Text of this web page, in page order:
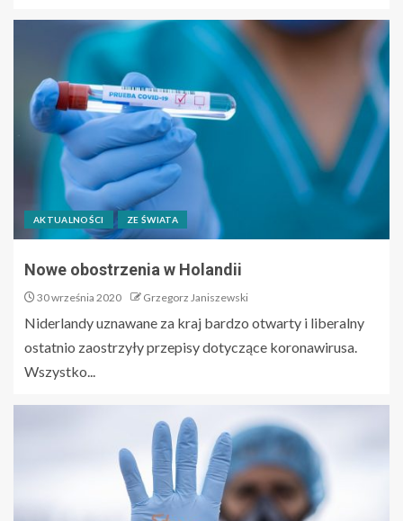
AKTUALNOŚCI ZE ŚWIATA
Nowe obostrzenia w Holandii
30 września 2020 Grzegorz Janiszewski
Niderlandy uznawane za kraj bardzo otwarty i liberalny
ostatnio zaostrzyły przepisy dotyczące koronawirusa.
Wszystko...